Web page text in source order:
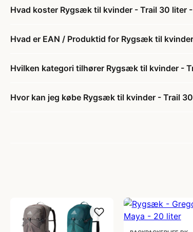
Hvad koster Rygsæk til kvinder - Trail 30 liter
Hvad er EAN / Produktid for Rygsæk til
Hvilken kategori tilhører Rygsæk til kvinder -
Hvor kan jeg købe Rygsæk til kvinder - Trail